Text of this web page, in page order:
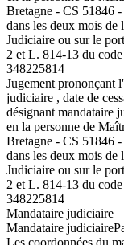
Bretagne - CS 51846 -
dans les deux mois de
Judiciaire ou sur le
2 et L. 814-13 du
348225814
Jugement prononçant
judiciaire , date de
désignant
en la personne de
Bretagne - CS 51846 -
dans les deux mois de
Judiciaire ou sur le
2 et L. 814-13 du
348225814
Mandataire judiciaire
Mandataire judiciaire
Les coordonnées du